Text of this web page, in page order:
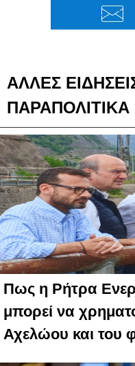
ΑΛΛΕΣ
ΠΑΡΑΠΟΛΙΤΙΚΑ
Πως η Ρήτρα
μπορεί να
Αχελώου και του